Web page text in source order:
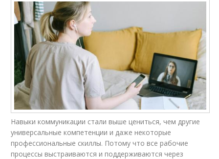
Навыки коммуникации стали выше цениться, чем другие
универсальные компетенции и даже некоторые
профессиональные скиллы. Потому что все рабочие
процессы выстраиваются и поддерживаются через